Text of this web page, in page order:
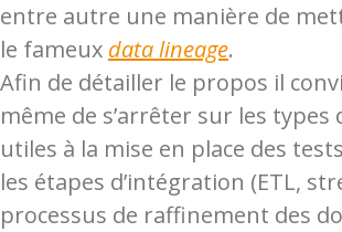
entre autre une manière de
le fameux data lineage.
Afin de détailler le propos il
même de s’arrêter sur les types
utiles à la mise en place des
les étapes d’intégration (ETL,
processus de raffinement des